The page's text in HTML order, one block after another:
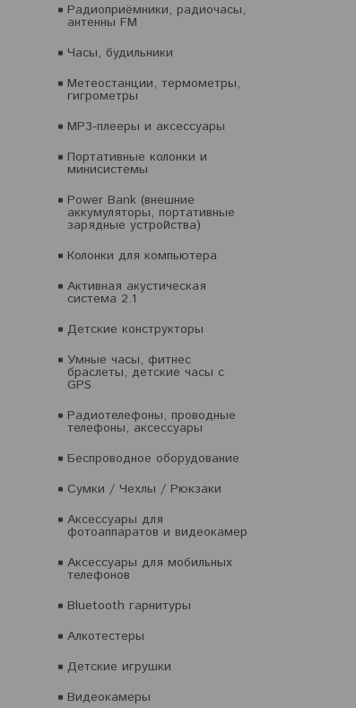
Радиоприёмники, радиочасы,
антенны FM
Часы, будильники
Метеостанции, термометры,
гигрометры
MP3-плееры и аксессуары
Портативные колонки и
минисистемы
Power Bank (внешние
аккумуляторы, портативные
зарядные устройства)
Колонки для компьютера
Активная акустическая
система 2.1
Детские конструкторы
Умные часы, фитнес
браслеты, детские часы с
GPS
Радиотелефоны, проводные
телефоны, аксессуары
Беспроводное оборудование
Сумки / Чехлы / Рюкзаки
Аксессуары для
фотоаппаратов и видеокамер
Аксессуары для мобильных
телефонов
Bluetooth гарнитуры
Алкотестеры
Детские игрушки
Видеокамеры